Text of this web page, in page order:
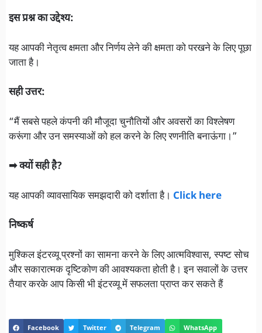
इस प्रश्न का उद्देश्य:
यह आपकी नेतृत्व क्षमता और निर्णय लेने की क्षमता को परखने के लिए पूछा
जाता है।
सही उत्तर:
“मैं सबसे पहले कंपनी की मौजूदा चुनौतियों और अवसरों का विश्लेषण
करूंगा और उन समस्याओं को हल करने के लिए रणनीति बनाऊंगा।”
➡ क्यों सही है?
यह आपकी व्यावसायिक समझदारी को दर्शाता है। Click here
निष्कर्ष
मुश्किल इंटरव्यू प्रश्नों का सामना करने के लिए आत्मविश्वास, स्पष्ट सोच
और सकारात्मक दृष्टिकोण की आवश्यकता होती है। इन सवालों के उत्तर
तैयार करके आप किसी भी इंटरव्यू में सफलता प्राप्त कर सकते हैं
Facebook Twitter Telegram WhatsApp